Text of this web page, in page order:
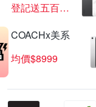
登記送五百超贈點
COACHx美系
均價$8999